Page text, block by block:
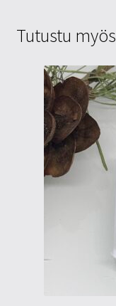
Tutustu myös